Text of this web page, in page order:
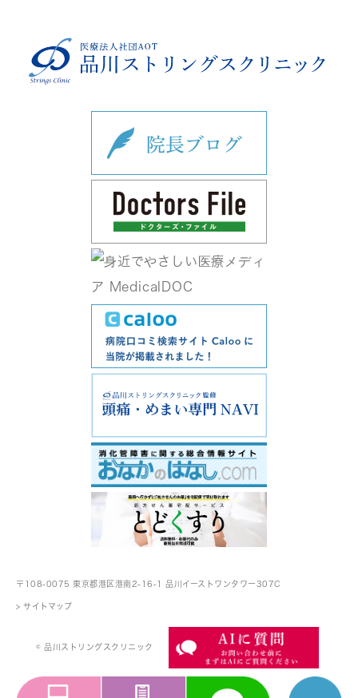
〒108-0075 東京都港区港南2-16-1 品川イーストワンタワー307C
> サイトマップ
© 品川ストリングスクリニック